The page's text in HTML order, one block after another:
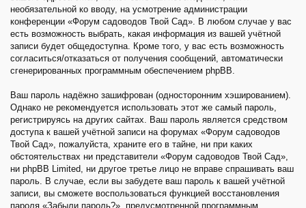
необязательной ко вводу, на усмотрение администрации
конференции «Форум садоводов Твой Сад». В любом случае у вас
есть возможность выбрать, какая информация из вашей учётной
записи будет общедоступна. Кроме того, у вас есть возможность
согласиться/отказаться от получения сообщений, автоматически
сгенерированных программным обеспечением phpBB.
Ваш пароль надёжно зашифрован (односторонним хэшированием).
Однако не рекомендуется использовать этот же самый пароль,
регистрируясь на других сайтах. Ваш пароль является средством
доступа к вашей учётной записи на форумах «Форум садоводов
Твой Сад», пожалуйста, храните его в тайне, ни при каких
обстоятельствах ни представители «Форум садоводов Твой Сад»,
ни phpBB Limited, ни другое третье лицо не вправе спрашивать ваш
пароль. В случае, если вы забудете ваш пароль к вашей учётной
записи, вы сможете воспользоваться функцией восстановления
пароля «Забыли пароль?», предусмотренной программным